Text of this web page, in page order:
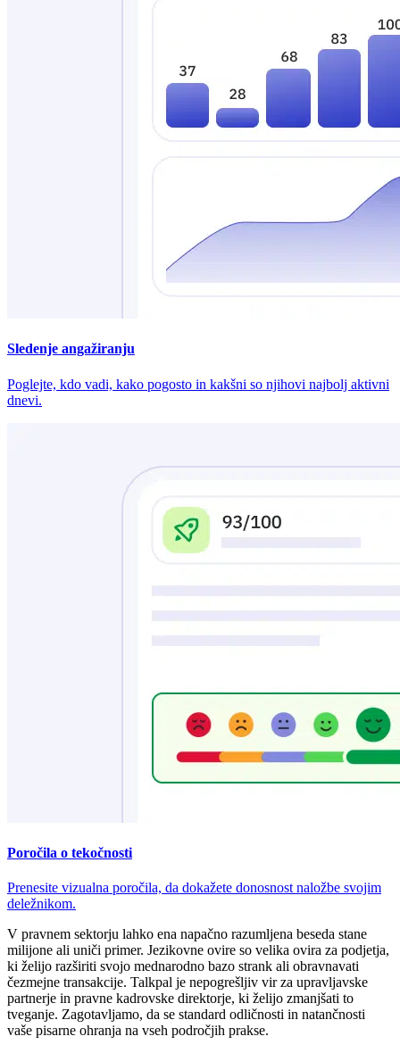
Sledenje angažiranju
Poglejte, kdo vadi, kako pogosto in kakšni so njihovi najbolj aktivni
dnevi.
Poročila o tekočnosti
Prenesite vizualna poročila, da dokažete donosnost naložbe svojim
deležnikom.
V pravnem sektorju lahko ena napačno razumljena beseda stane
milijone ali uniči primer. Jezikovne ovire so velika ovira za podjetja,
ki želijo razširiti svojo mednarodno bazo strank ali obravnavati
čezmejne transakcije. Talkpal je nepogrešljiv vir za upravljavske
partnerje in pravne kadrovske direktorje, ki želijo zmanjšati to
tveganje. Zagotavljamo, da se standard odličnosti in natančnosti
vaše pisarne ohranja na vseh področjih prakse.